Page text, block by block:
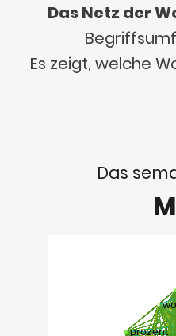
Das Netz der
Es zeigt, welche
Das